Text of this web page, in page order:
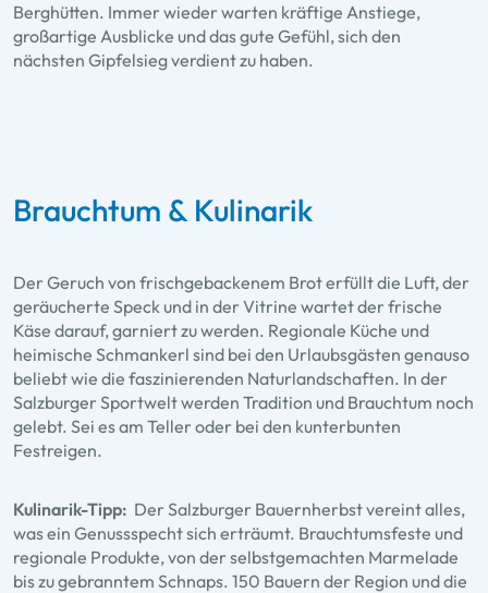
Berghütten. Immer wieder warten kräftige Anstiege,
großartige Ausblicke und das gute Gefühl, sich den
nächsten Gipfelsieg verdient zu haben.
Brauchtum & Kulinarik
Der Geruch von frischgebackenem Brot erfüllt die Luft, der
geräucherte Speck und in der Vitrine wartet der frische
Käse darauf, garniert zu werden. Regionale Küche und
heimische Schmankerl sind bei den Urlaubsgästen genauso
beliebt wie die faszinierenden Naturlandschaften. In der
Salzburger Sportwelt werden Tradition und Brauchtum noch
gelebt. Sei es am Teller oder bei den kunterbunten
Festreigen.
Kulinarik-Tipp: Der Salzburger Bauernherbst vereint alles,
was ein Genussspecht sich erträumt. Brauchtumsfeste und
regionale Produkte, von der selbstgemachten Marmelade
bis zu gebranntem Schnaps. 150 Bauern der Region und die